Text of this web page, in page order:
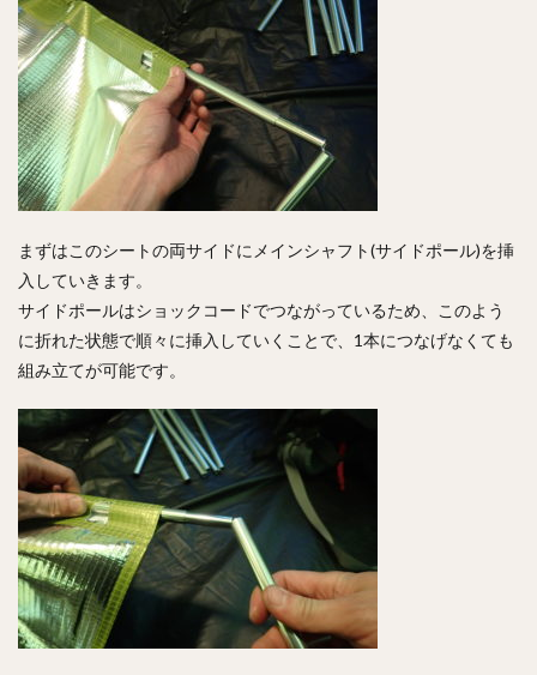
まずはこのシートの両サイドにメインシャフト(サイドポール)を挿
入していきます。
サイドポールはショックコードでつながっているため、このよう
に折れた状態で順々に挿入していくことで、1本につなげなくても
組み立てが可能です。